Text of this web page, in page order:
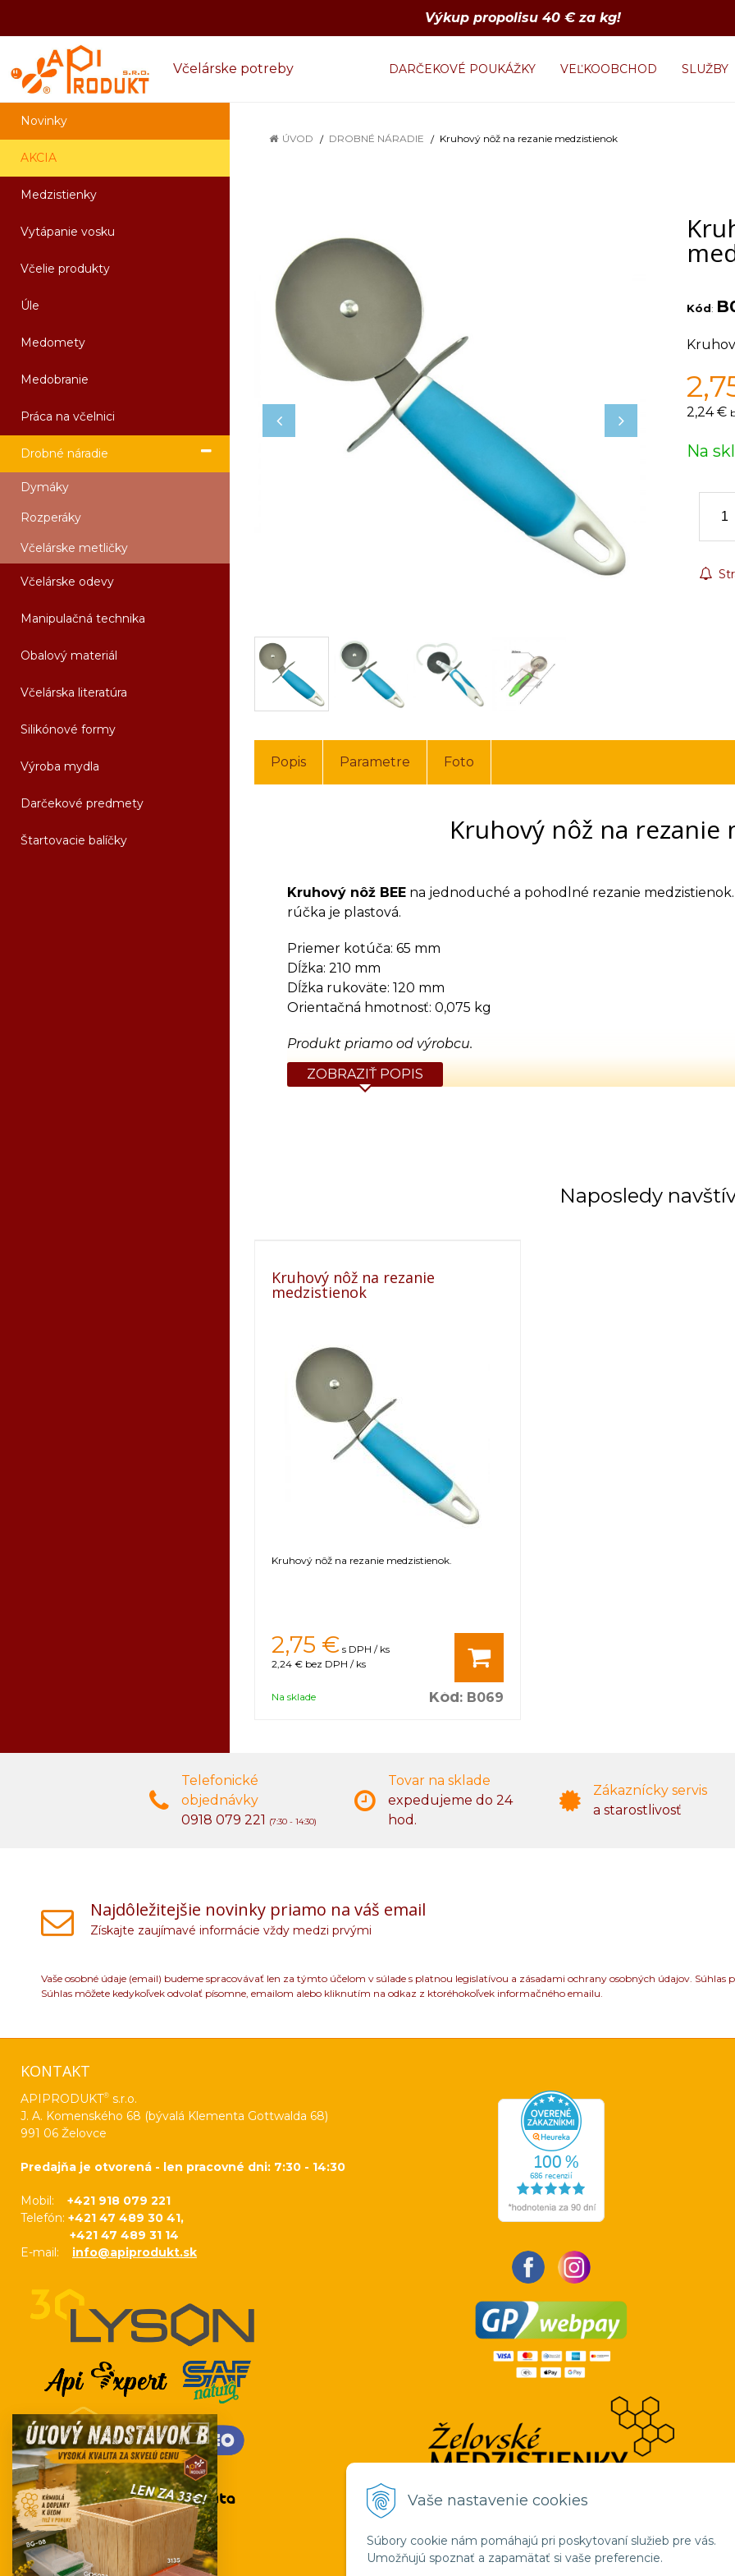
Vaše nastavenie cookies
Súbory cookie nám pomáhajú pri poskytovaní služieb pre vás.
Umožňujú spoznať a zapamätať si vaše preferencie.
Výkup propolisu 40 € za kg!
Včelárske potreby DARČEKOVÉ POUKÁŽKY VEĽKOOBCHOD SLUŽBY
Novinky
AKCIA
Medzistienky
Vytápanie vosku
Včelie produkty
Úle
Medomety
Medobranie
Práca na včelnici
Drobné náradie
Dymáky
Rozperáky
Včelárske metličky
Včelárske odevy
Manipulačná technika
Obalový materiál
Včelárska literatúra
Silikónové formy
Výroba mydla
Darčekové predmety
Štartovacie balíčky
ÚVOD DROBNÉ NÁRADIE Kruhový nôž na rezanie medzistienok
Kód:
2,24 €
Na
Popis Parametre Foto
Kruhový nôž na rezanie
Kruhový nôž BEE na jednoduché a pohodlné rezanie
rúčka je plastová.
Priemer kotúča: 65 mm
Dĺžka: 210 mm
Dĺžka rukoväte: 120 mm
Orientačná hmotnosť: 0,075 kg
Produkt priamo od výrobcu.
ZOBRAZIŤ POPIS
Naposledy
Kruhový nôž na rezanie
medzistienok
Kruhový nôž na rezanie medzistienok.
2,75 € s DPH / ks
2,24 € bez DPH / ks
Na sklade Kód: B069
Telefonické
objednávky
0918 079 221
(7:30 - 14:30)
Tovar na sklade
expedujeme do 24
hod.
Zákaznícky servis
a starostlivosť
Najdôležitejšie novinky priamo na váš email
Získajte zaujímavé informácie vždy medzi prvými
Vaše osobné údaje (email) budeme spracovávať len za týmto účelom v súlade s platnou legislatívou a zásadami ochrany osobných údajov.
Súhlas môžete kedykoľvek odvolať písomne, emailom alebo kliknutím na odkaz z ktoréhokoľvek informačného emailu.
KONTAKT
APIPRODUKT® s.r.o.
J. A. Komenského 68 (bývalá Klementa Gottwalda 68)
991 06 Želovce
Predajňa je otvorená - len pracovné dni: 7:30 - 14:30
Mobil: +421 918 079 221
Telefón: +421 47 489 30 41,
+421 47 489 31 14
E-mail: info@apiprodukt.sk